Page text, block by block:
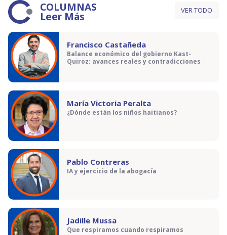
COLUMNAS
Leer Más VER TODO
Francisco Castañeda
Balance económico del gobierno Kast-
Quiroz: avances reales y contradicciones
María Victoria Peralta
¿Dónde están los niños haitianos?
Pablo Contreras
IA y ejercicio de la abogacía
Jadille Mussa
Que respiramos cuando respiramos